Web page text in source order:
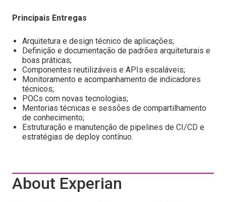
Principais Entregas
Arquitetura e design técnico de aplicações;
Definição e documentação de padrões arquiteturais e
boas práticas;
Componentes reutilizáveis e APIs escaláveis;
Monitoramento e acompanhamento de indicadores
técnicos;
POCs com novas tecnologias;
Mentorias técnicas e sessões de compartilhamento
de conhecimento;
Estruturação e manutenção de pipelines de CI/CD e
estratégias de deploy contínuo.
About Experian